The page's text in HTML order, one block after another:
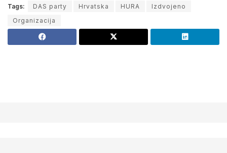
Tags: DAS party Hrvatska HURA
Izdvojeno
Organizacija